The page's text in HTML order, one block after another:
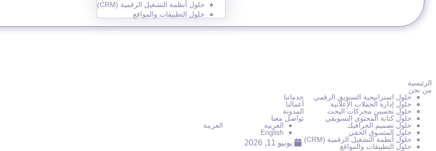
حلول أنظمة التشغيل الرقمية (CRM)
حلول التطبيقات والمواقع
الرئيسية
من نحن
خدماتنا
حلول استراتيجية التسويق الرقمي
حلول إدارة الحملات الإعلانية
حلول تحسين محركات البحث
حلول كتابة المحتوى التسويقي
حلول تصميم الجرافيك
حلول المتسوق الخفي
حلول أنظمة التشغيل الرقمية (CRM)
حلول التطبيقات والمواقع
أعمالنا
المدونة
تواصل معنا
العربية
العربية
English
يونيو 11, 2026